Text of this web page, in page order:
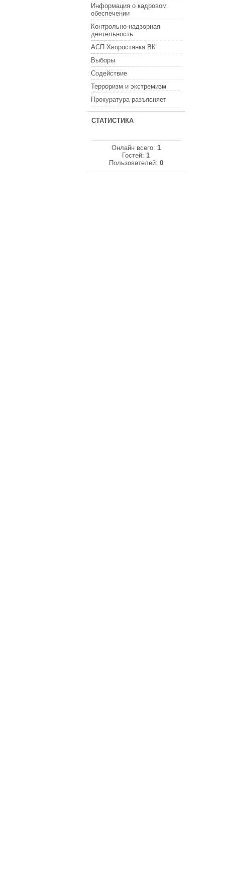
Информация о кадровом
обеспечении
Контрольно-надзорная
деятельность
АСП Хворостянка ВК
Выборы
Содействие
Терроризм и экстремизм
Прокуратура разъясняет
СТАТИСТИКА
Онлайн всего: 1
Гостей:1
Пользователей: 0